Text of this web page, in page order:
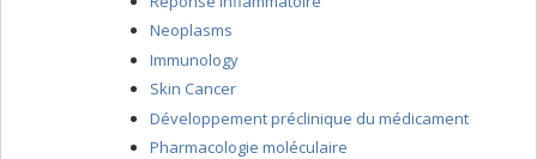
Neoplasms
Immunology
Skin Cancer
Développement préclinique du médicament
Pharmacologie moléculaire